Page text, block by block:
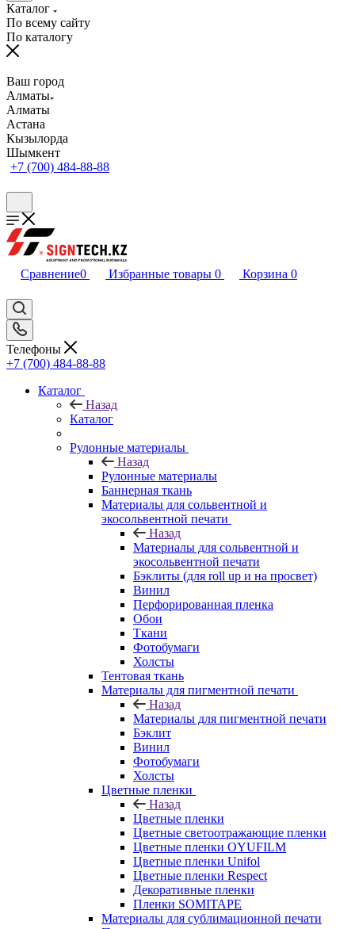
Каталог
По всему сайту
По каталогу
Ваш город
Алматы
Алматы
Астана
Кызылорда
Шымкент
+7 (700) 484-88-88
Сравнение0 Избранные товары 0 Корзина 0
Телефоны
+7 (700) 484-88-88
Каталог
Назад
Каталог
Рулонные материалы
Назад
Рулонные материалы
Баннерная ткань
Материалы для сольвентной и
экосольвентной печати
Назад
Материалы для сольвентной и
экосольвентной печати
Бэклиты (для roll up и на просвет)
Винил
Перфорированная пленка
Обои
Ткани
Фотобумаги
Холсты
Тентовая ткань
Материалы для пигментной печати
Назад
Материалы для пигментной печати
Бэклит
Винил
Фотобумаги
Холсты
Цветные пленки
Назад
Цветные пленки
Цветные светоотражающие пленки
Цветные пленки OYUFILM
Цветные пленки Unifol
Цветные пленки Respect
Декоративные пленки
Пленки SOMITAPE
Материалы для сублимационной печати